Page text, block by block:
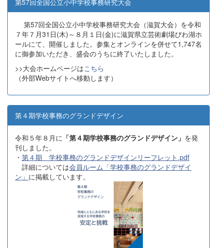
第57回全国公立小中学校事務研究大会（滋賀大会）を令和
７年７月31日(木)～８月１日(金)に滋賀県立芸術劇場びわ湖ホ
ールにて、開催しました。参集とオンラインを併せて1,747名
に御参加いただき、盛会のうちに終了いたしました。
>>大会ホームページはこちら
（外部Webサイトへ移動します）
第４期学校事務のグランドデザイン
令和５年８月に 「第４期学校事務のグランドデザイン」 を発
刊しました。
・ 第４期 学校事務のグランドデザインリーフレット.pdf
詳細については会員ルーム「学校事務のグランドデザイ
ン」 に掲載しています。